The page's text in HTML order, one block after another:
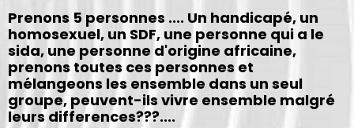
Prenons 5 personnes .... Un handicapé, un
homosexuel, un SDF, une personne qui a le
sida, une personne d'origine africaine,
prenons toutes ces personnes et
mélangeons les ensemble dans un seul
groupe, peuvent-ils vivre ensemble malgré
leurs differences???....